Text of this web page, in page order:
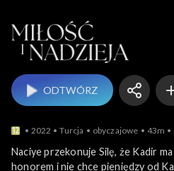
ODTWÓRZ
2022 Turcja obyczajowe 43m
Naciye przekonuje Silę, że Kadir
honorem i nie chce pieniędzy od